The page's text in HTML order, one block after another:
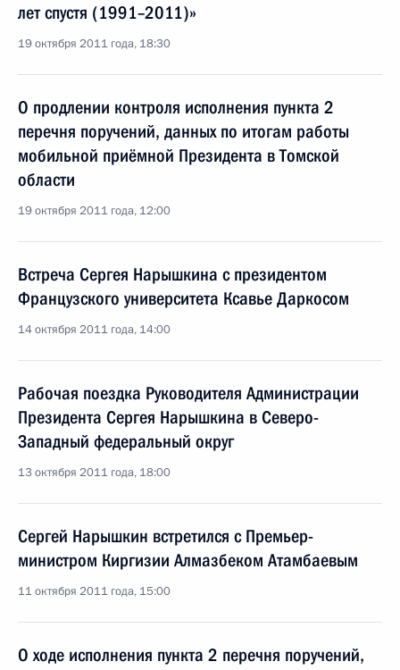
лет спустя (1991–2011)»
19 октября 2011 года, 18:30
О продлении контроля исполнения пункта 2
перечня поручений, данных по итогам работы
мобильной приёмной Президента в Томской
области
19 октября 2011 года, 12:00
Встреча Сергея Нарышкина с президентом
Французского университета Ксавье Даркосом
14 октября 2011 года, 14:00
Рабочая поездка Руководителя Администрации
Президента Сергея Нарышкина в Северо-
Западный федеральный округ
13 октября 2011 года, 18:00
Сергей Нарышкин встретился с Премьер-
министром Киргизии Алмазбеком Атамбаевым
11 октября 2011 года, 15:00
О ходе исполнения пункта 2 перечня поручений,